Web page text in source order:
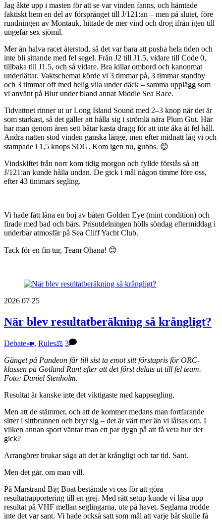
Jag åkte upp i masten för att se var vinden fanns, och hämtade
faktiskt hem en del av försprånget till J/121:an – men på slutet, före
rundningen av Montauk, hittade de mer vind och drog ifrån igen till
ungefär sex sjömil.
Mer än halva racet återstod, så det var bara att pusha hela tiden och
inte bli sittande med fel segel. Från J2 till J1.5, vidare till Code 0,
tillbaka till J1.5, och så vidare. Bra killar ombord och kanonmat
underlättar. Vaktschemat körde vi 3 timmar på, 3 timmar standby
och 3 timmar off med helig vila under däck – samma upplägg som
vi använt på Blur under bland annat Middle Sea Race.
Tidvattnet rinner ut ur Long Island Sound med 2–3 knop när det är
som starkast, så det gäller att hålla sig i strömlä nära Plum Gut. Här
har man genom åren sett båtar kasta dragg för att inte åka åt fel håll.
Andra natten stod vinden ganska länge, men efter midnatt låg vi och
stampade i 1,5 knops SOG. Kom igen nu, gubbs. 😊
Vindskiftet från norr kom tidig morgon och fyllde förstås så att
J/121:an kunde hålla undan. De gick i mål någon timme före oss,
efter 43 timmars segling.
Vi hade fått låna en boj av båten Golden Eye (mint condition) och
firade med bad och bärs. Prisutdelningen hölls söndag eftermiddag i
underbar atmosfär på Sea Cliff Yacht Club.
Tack för en fin tur, Team Ohana! 😊
2026 07 25
När blev resultatberäkning så krångligt?
Debate📣, Rules⚖️ 3
Gänget på Pandeon får till sist ta emot sitt förstapris för ORC-
klassen på Gotland Runt efter att det först delats ut till fel team.
Foto: Daniel Stenholm.
Resultat är kanske inte det viktigaste med kappsegling.
Men att de stämmer, och att de kommer medans man fortfarande
sitter i sittbrunnen och bryr sig – det är värt mer än vi låtsas om. I
vilken annan sport väntar man ett par dygn på att få veta hur det
gick?
Arrangörer brukar säga att det är krångligt och tar tid. Sant.
Men det går, om man vill.
På Marstrand Big Boat bestämde vi oss för att göra
resultatrapportering till en grej. Med rätt setup kunde vi läsa upp
resultat på VHF mellan seglingarna, ute på havet. Seglarna trodde
inte det var sant. Vi hade också satt som mål att varje båt skulle få